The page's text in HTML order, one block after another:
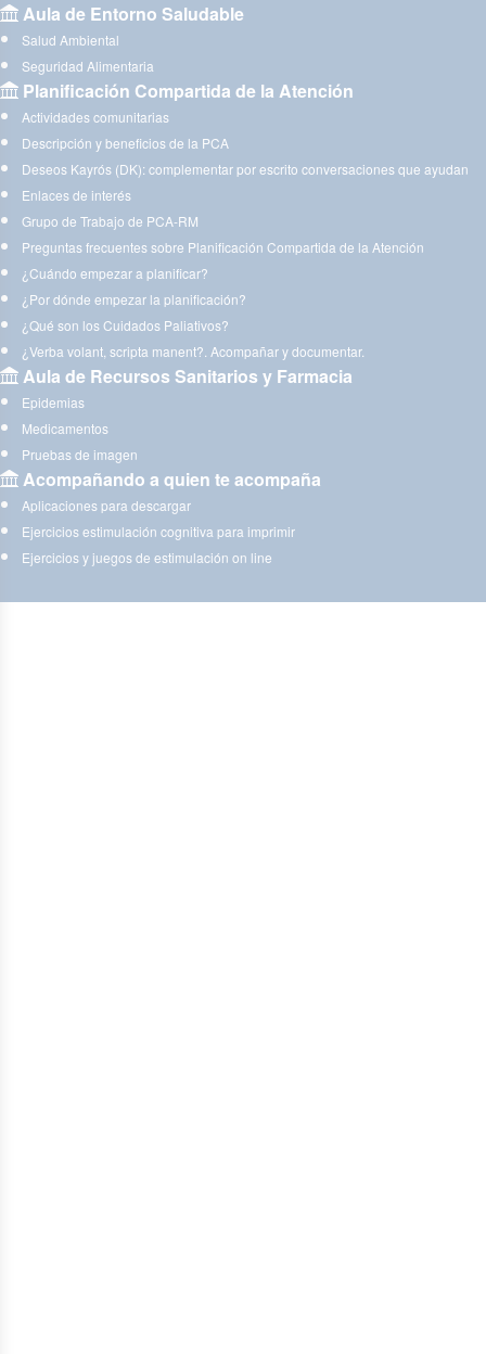
Aula de Entorno Saludable
Salud Ambiental
Seguridad Alimentaria
Planificación Compartida de la Atención
Actividades comunitarias
Descripción y beneficios de la PCA
Deseos Kayrós (DK): complementar por escrito conversaciones que ayudan
Enlaces de interés
Grupo de Trabajo de PCA-RM
Preguntas frecuentes sobre Planificación Compartida de la Atención
¿Cuándo empezar a planificar?
¿Por dónde empezar la planificación?
¿Qué son los Cuidados Paliativos?
¿Verba volant, scripta manent?. Acompañar y documentar.
Aula de Recursos Sanitarios y Farmacia
Epidemias
Medicamentos
Pruebas de imagen
Acompañando a quien te acompaña
Aplicaciones para descargar
Ejercicios estimulación cognitiva para imprimir
Ejercicios y juegos de estimulación on line